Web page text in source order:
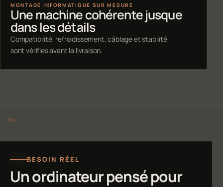
MONTAGE INFORMATIQUE SUR MESURE
Une machine cohérente jusque
dans les détails
Compatibilité, refroidissement, câblage et stabilité
sont vérifiés avant la livraison.
BESOIN RÉEL
Un ordinateur pensé pour